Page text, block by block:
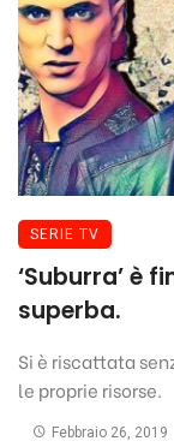
SERIE TV
‘Suburra’ è
superba.
Si è riscattata
le proprie risorse.
Febbraio 26, 2019